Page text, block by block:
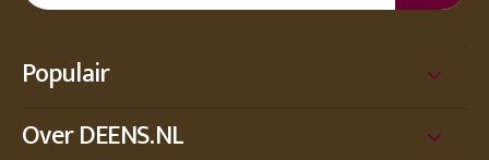
Populair
Over DEENS.NL